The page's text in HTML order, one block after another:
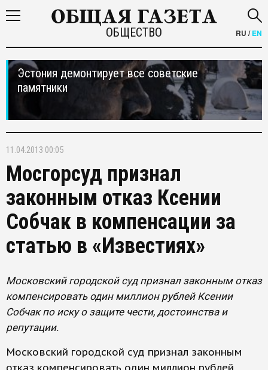
ОБЩЕСТВО RU /EN
Эстония демонтирует все советские
памятники
11.04.2013 00:05
Мосгорсуд признал
законным отказ Ксении
Собчак в компенсации за
статью в «Известиях»
Московский городской суд признал законным отказ
компенсировать один миллион рублей Ксении
Собчак по иску о защите чести, достоинства и
репутации.
Московский городской суд признал законным